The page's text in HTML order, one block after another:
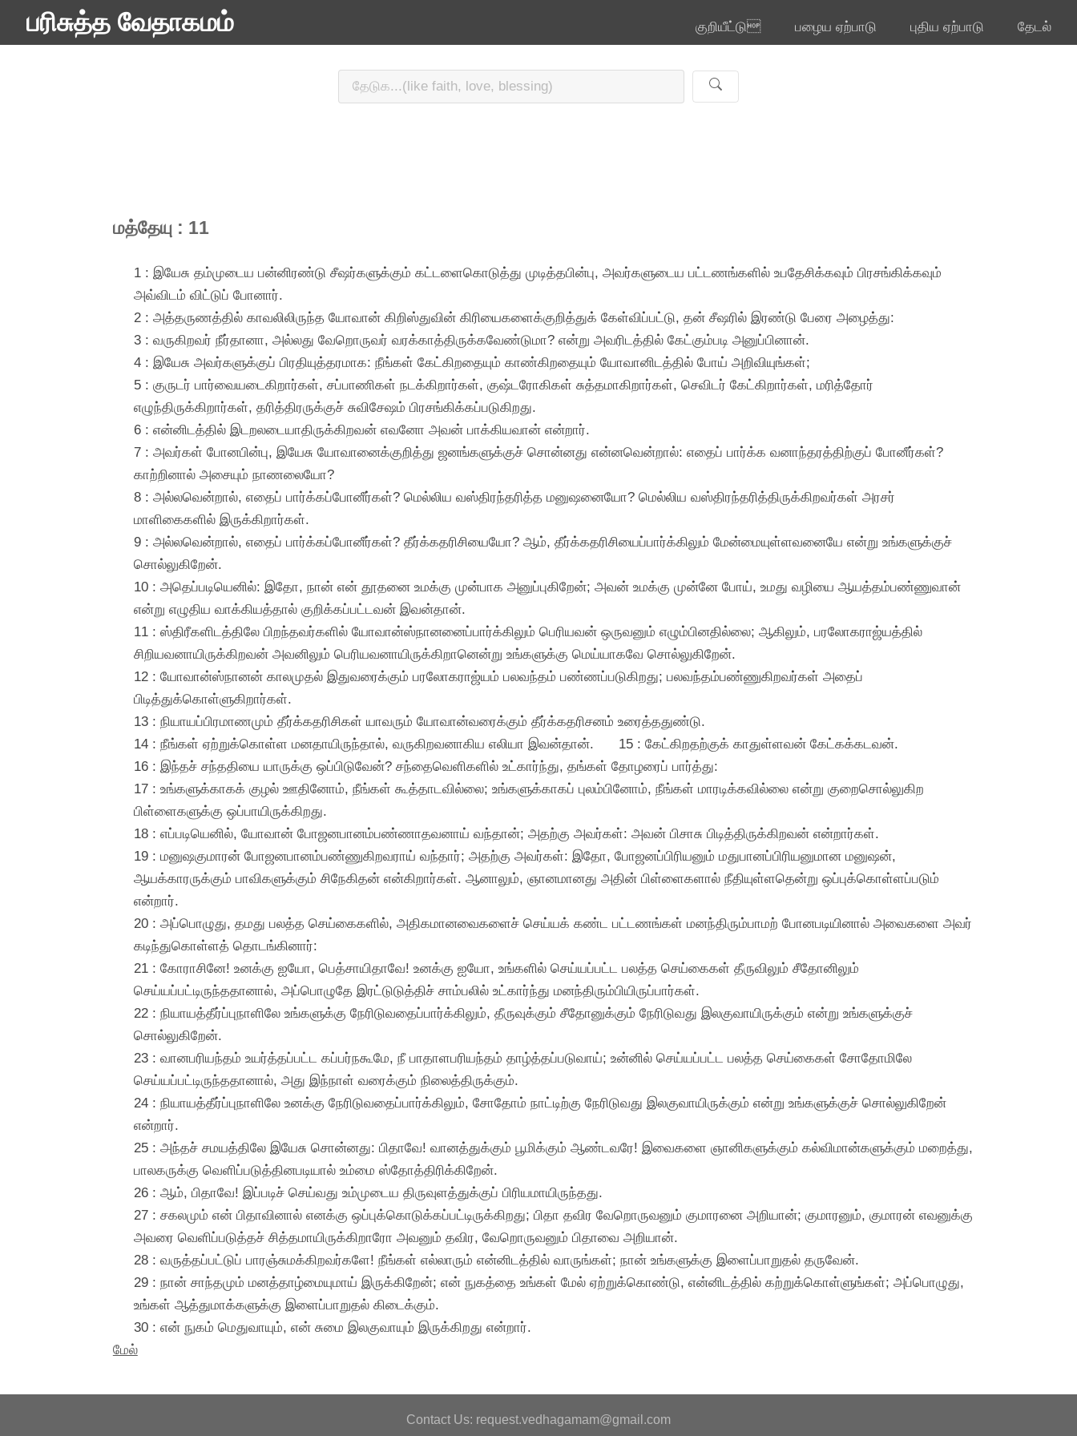
பரிசுத்த வேதாகமம் குறியீட்டு பழைய ஏற்பாடு புதிய ஏற்பாடு தேடல்
மத்தேயு : 11
1 : இயேசு தம்முடைய பன்னிரண்டு சீஷர்களுக்கும் கட்டளைகொடுத்து முடித்தபின்பு, அவர்களுடைய பட்டணங்களில் உபதேசிக்கவும் பிரசங்கிக்கவும்
அவ்விடம் விட்டுப் போனார்.
2 : அத்தருணத்தில் காவலிலிருந்த யோவான் கிறிஸ்துவின் கிரியைகளைக்குறித்துக் கேள்விப்பட்டு, தன் சீஷரில் இரண்டு பேரை அழைத்து:
3 : வருகிறவர் நீர்தானா, அல்லது வேறொருவர் வரக்காத்திருக்கவேண்டுமா? என்று அவரிடத்தில் கேட்கும்படி அனுப்பினான்.
4 : இயேசு அவர்களுக்குப் பிரதியுத்தரமாக: நீங்கள் கேட்கிறதையும் காண்கிறதையும் யோவானிடத்தில் போய் அறிவியுங்கள்;
5 : குருடர் பார்வையடைகிறார்கள், சப்பாணிகள் நடக்கிறார்கள், குஷ்டரோகிகள் சுத்தமாகிறார்கள், செவிடர் கேட்கிறார்கள், மரித்தோர்
எழுந்திருக்கிறார்கள், தரித்திரருக்குச் சுவிசேஷம் பிரசங்கிக்கப்படுகிறது.
6 : என்னிடத்தில் இடறலடையாதிருக்கிறவன் எவனோ அவன் பாக்கியவான் என்றார்.
7 : அவர்கள் போனபின்பு, இயேசு யோவானைக்குறித்து ஜனங்களுக்குச் சொன்னது என்னவென்றால்: எதைப் பார்க்க வனாந்தரத்திற்குப் போனீர்கள்?
காற்றினால் அசையும் நாணலையோ?
8 : அல்லவென்றால், எதைப் பார்க்கப்போனீர்கள்? மெல்லிய வஸ்திரந்தரித்த மனுஷனையோ? மெல்லிய வஸ்திரந்தரித்திருக்கிறவர்கள் அரசர்
மாளிகைகளில் இருக்கிறார்கள்.
9 : அல்லவென்றால், எதைப் பார்க்கப்போனீர்கள்? தீர்க்கதரிசியையோ? ஆம், தீர்க்கதரிசியைப்பார்க்கிலும் மேன்மையுள்ளவனையே என்று உங்களுக்குச்
சொல்லுகிறேன்.
10 : அதெப்படியெனில்: இதோ, நான் என் தூதனை உமக்கு முன்பாக அனுப்புகிறேன்; அவன் உமக்கு முன்னே போய், உமது வழியை ஆயத்தம்பண்ணுவான்
என்று எழுதிய வாக்கியத்தால் குறிக்கப்பட்டவன் இவன்தான்.
11 : ஸ்திரீகளிடத்திலே பிறந்தவர்களில் யோவான்ஸ்நானனைப்பார்க்கிலும் பெரியவன் ஒருவனும் எழும்பினதில்லை; ஆகிலும், பரலோகராஜ்யத்தில்
சிறியவனாயிருக்கிறவன் அவனிலும் பெரியவனாயிருக்கிறானென்று உங்களுக்கு மெய்யாகவே சொல்லுகிறேன்.
12 : யோவான்ஸ்நானன் காலமுதல் இதுவரைக்கும் பரலோகராஜ்யம் பலவந்தம் பண்ணப்படுகிறது; பலவந்தம்பண்ணுகிறவர்கள் அதைப்
பிடித்துக்கொள்ளுகிறார்கள்.
13 : நியாயப்பிரமாணமும் தீர்க்கதரிசிகள் யாவரும் யோவான்வரைக்கும் தீர்க்கதரிசனம் உரைத்ததுண்டு.
14 : நீங்கள் ஏற்றுக்கொள்ள மனதாயிருந்தால், வருகிறவனாகிய எலியா இவன்தான்.
15 : கேட்கிறதற்குக் காதுள்ளவன் கேட்கக்கடவன்.
16 : இந்தச் சந்ததியை யாருக்கு ஒப்பிடுவேன்? சந்தைவெளிகளில் உட்கார்ந்து, தங்கள் தோழரைப் பார்த்து:
17 : உங்களுக்காகக் குழல் ஊதினோம், நீங்கள் கூத்தாடவில்லை; உங்களுக்காகப் புலம்பினோம், நீங்கள் மாரடிக்கவில்லை என்று குறைசொல்லுகிற
பிள்ளைகளுக்கு ஒப்பாயிருக்கிறது.
18 : எப்படியெனில், யோவான் போஜனபானம்பண்ணாதவனாய் வந்தான்; அதற்கு அவர்கள்: அவன் பிசாசு பிடித்திருக்கிறவன் என்றார்கள்.
19 : மனுஷகுமாரன் போஜனபானம்பண்ணுகிறவராய் வந்தார்; அதற்கு அவர்கள்: இதோ, போஜனப்பிரியனும் மதுபானப்பிரியனுமான மனுஷன்,
ஆயக்காரருக்கும் பாவிகளுக்கும் சிநேகிதன் என்கிறார்கள். ஆனாலும், ஞானமானது அதின் பிள்ளைகளால் நீதியுள்ளதென்று ஒப்புக்கொள்ளப்படும்
என்றார்.
20 : அப்பொழுது, தமது பலத்த செய்கைகளில், அதிகமானவைகளைச் செய்யக் கண்ட பட்டணங்கள் மனந்திரும்பாமற் போனபடியினால் அவைகளை அவர்
கடிந்துகொள்ளத் தொடங்கினார்:
21 : கோராசினே! உனக்கு ஐயோ, பெத்சாயிதாவே! உனக்கு ஐயோ, உங்களில் செய்யப்பட்ட பலத்த செய்கைகள் தீருவிலும் சீதோனிலும்
செய்யப்பட்டிருந்ததானால், அப்பொழுதே இரட்டுடுத்திச் சாம்பலில் உட்கார்ந்து மனந்திரும்பியிருப்பார்கள்.
22 : நியாயத்தீர்ப்புநாளிலே உங்களுக்கு நேரிடுவதைப்பார்க்கிலும், தீருவுக்கும் சீதோனுக்கும் நேரிடுவது இலகுவாயிருக்கும் என்று உங்களுக்குச்
சொல்லுகிறேன்.
23 : வானபரியந்தம் உயர்த்தப்பட்ட கப்பர்நகூமே, நீ பாதாளபரியந்தம் தாழ்த்தப்படுவாய்; உன்னில் செய்யப்பட்ட பலத்த செய்கைகள் சோதோமிலே
செய்யப்பட்டிருந்ததானால், அது இந்நாள் வரைக்கும் நிலைத்திருக்கும்.
24 : நியாயத்தீர்ப்புநாளிலே உனக்கு நேரிடுவதைப்பார்க்கிலும், சோதோம் நாட்டிற்கு நேரிடுவது இலகுவாயிருக்கும் என்று உங்களுக்குச் சொல்லுகிறேன்
என்றார்.
25 : அந்தச் சமயத்திலே இயேசு சொன்னது: பிதாவே! வானத்துக்கும் பூமிக்கும் ஆண்டவரே! இவைகளை ஞானிகளுக்கும் கல்விமான்களுக்கும் மறைத்து,
பாலகருக்கு வெளிப்படுத்தினபடியால் உம்மை ஸ்தோத்திரிக்கிறேன்.
26 : ஆம், பிதாவே! இப்படிச் செய்வது உம்முடைய திருவுளத்துக்குப் பிரியமாயிருந்தது.
27 : சகலமும் என் பிதாவினால் எனக்கு ஒப்புக்கொடுக்கப்பட்டிருக்கிறது; பிதா தவிர வேறொருவனும் குமாரனை அறியான்; குமாரனும், குமாரன் எவனுக்கு
அவரை வெளிப்படுத்தச் சித்தமாயிருக்கிறாரோ அவனும் தவிர, வேறொருவனும் பிதாவை அறியான்.
28 : வருத்தப்பட்டுப் பாரஞ்சுமக்கிறவர்களே! நீங்கள் எல்லாரும் என்னிடத்தில் வாருங்கள்; நான் உங்களுக்கு இளைப்பாறுதல் தருவேன்.
29 : நான் சாந்தமும் மனத்தாழ்மையுமாய் இருக்கிறேன்; என் நுகத்தை உங்கள் மேல் ஏற்றுக்கொண்டு, என்னிடத்தில் கற்றுக்கொள்ளுங்கள்; அப்பொழுது,
உங்கள் ஆத்துமாக்களுக்கு இளைப்பாறுதல் கிடைக்கும்.
30 : என் நுகம் மெதுவாயும், என் சுமை இலகுவாயும் இருக்கிறது என்றார்.
மேல்
Contact Us: request.vedhagamam@gmail.com